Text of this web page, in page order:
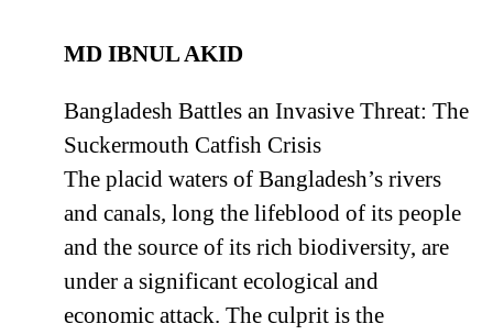
MD IBNUL AKID
Bangladesh Battles an Invasive Threat: The
Suckermouth Catfish Crisis
The placid waters of Bangladesh’s rivers
and canals, long the lifeblood of its people
and the source of its rich biodiversity, are
under a significant ecological and
economic attack. The culprit is the